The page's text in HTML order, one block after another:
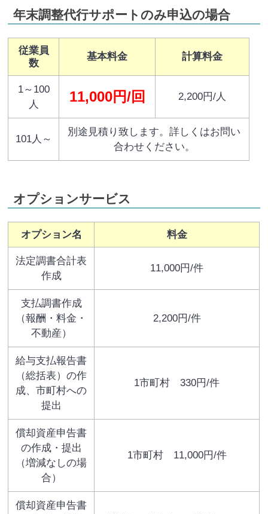
年末調整代行サポートのみ申込の場合
従業員
数
基本料金 計算料金
1～100
人
11,000円/回 2,200円/人
101人～
別途見積り致します。詳しくはお問い
合わせください。
オプションサービス
オプション名 料金
法定調書合計表
作成
11,000円/件
支払調書作成
（報酬・料金・
不動産）
2,200円/件
給与支払報告書
（総括表）の作
成、市町村への
提出
1市町村 330円/件
償却資産申告書
の作成・提出
（増減なしの場
合）
1市町村 11,000円/件
償却資産申告書